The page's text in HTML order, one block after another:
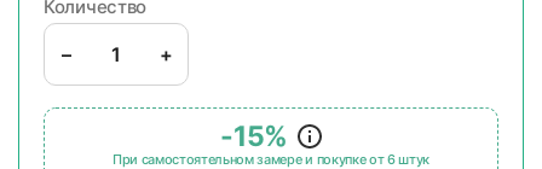
Количество
– +
-15%
При самостоятельном замере и покупке от 6 штук